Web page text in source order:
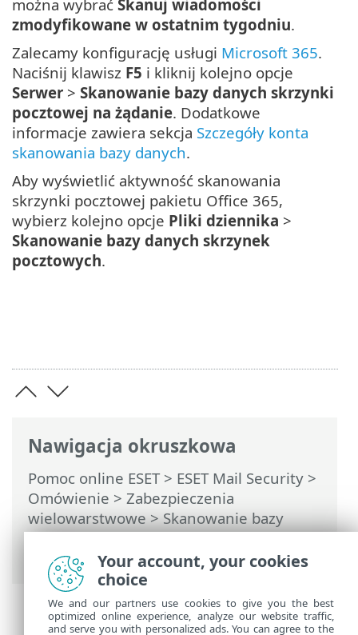
Nawigacja okruszkowa
Pomoc online ESET> ESET Mail Security >
Omówienie > Zabezpieczenia
wielowarstwowe> Skanowanie bazy
danych skrzynek pocztowych Microsoft
365
można wybrać Skanuj wiadomości
zmodyfikowane w ostatnim tygodniu.
Zalecamy konfigurację usługi Microsoft 365.
Naciśnij klawisz F5 i kliknij kolejno opcje
Serwer > Skanowanie bazy danych skrzynki
pocztowej na żądanie. Dodatkowe
informacje zawiera sekcja Szczegóły konta
skanowania bazy danych.
Aby wyświetlić aktywność skanowania
skrzynki pocztowej pakietu Office 365,
wybierz kolejno opcje Pliki dziennika >
Skanowanie bazy danych skrzynek
pocztowych.
Your account, your cookies
choice
We and our partners use cookies to give you the best
optimized online experience, analyze our website traffic,
and serve you with personalized ads. You can agree to the